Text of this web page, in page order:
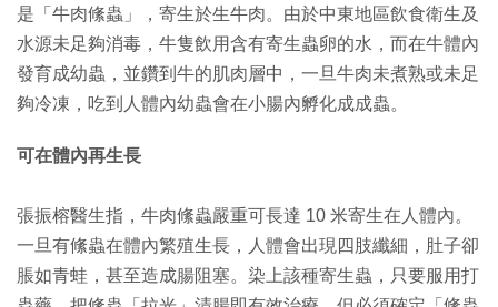
是「牛肉絛蟲」，寄生於生牛肉。由於中東地區飲食衛生及
水源未足夠消毒，牛隻飲用含有寄生蟲卵的水，而在牛體內
發育成幼蟲，並鑽到牛的肌肉層中，一旦牛肉未煮熟或未足
夠冷凍，吃到人體內幼蟲會在小腸內孵化成成蟲。
可在體內再生長
張振榕醫生指，牛肉絛蟲嚴重可長達 10 米寄生在人體內。
一旦有絛蟲在體內繁殖生長，人體會出現四肢纖細，肚子卻
脹如青蛙，甚至造成腸阻塞。染上該種寄生蟲，只要服用打